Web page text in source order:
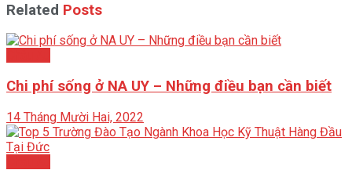
Related Posts
Chi phí sống ở NA UY – Những điều bạn cần biết
14 Tháng Mười Hai, 2022